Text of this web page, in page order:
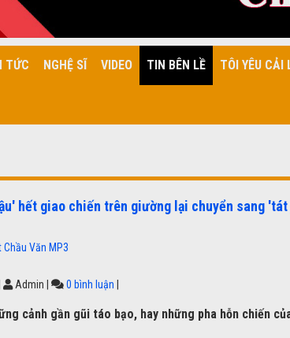
TỨC NGHỆ SĨ VIDEO TIN BÊN LỀ TÔI YÊU CẢI
hết giao chiến trên giường lại chuyển sang
Chầu Văn MP3
Admin 0 bình luận
cảnh gần gũi táo bạo, hay những pha hỗn chiến